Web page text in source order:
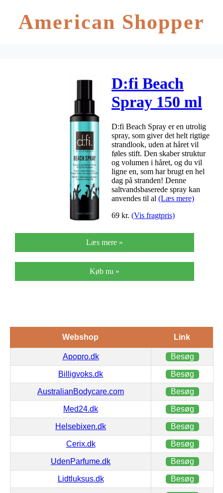
American Shopper
D:fi Beach
Spray 150 ml
D:fi Beach Spray er en utrolig
spray, som giver det helt rigtige
strandlook, uden at håret vil
føles stift. Den skaber struktur
og volumen i håret, og du vil
ligne en, som har brugt en hel
dag på stranden! Denne
saltvandsbaserede spray kan
anvendes til al (Læs mere)
69 kr. (Vis fragtpris)
Læs mere »
Køb nu »
Webshop Link
Apopro.dk Besøg
Billigvoks.dk Besøg
AustralianBodycare.com Besøg
Med24.dk Besøg
Helsebixen.dk Besøg
Cerix.dk Besøg
UdenParfume.dk Besøg
Lidtluksus.dk Besøg